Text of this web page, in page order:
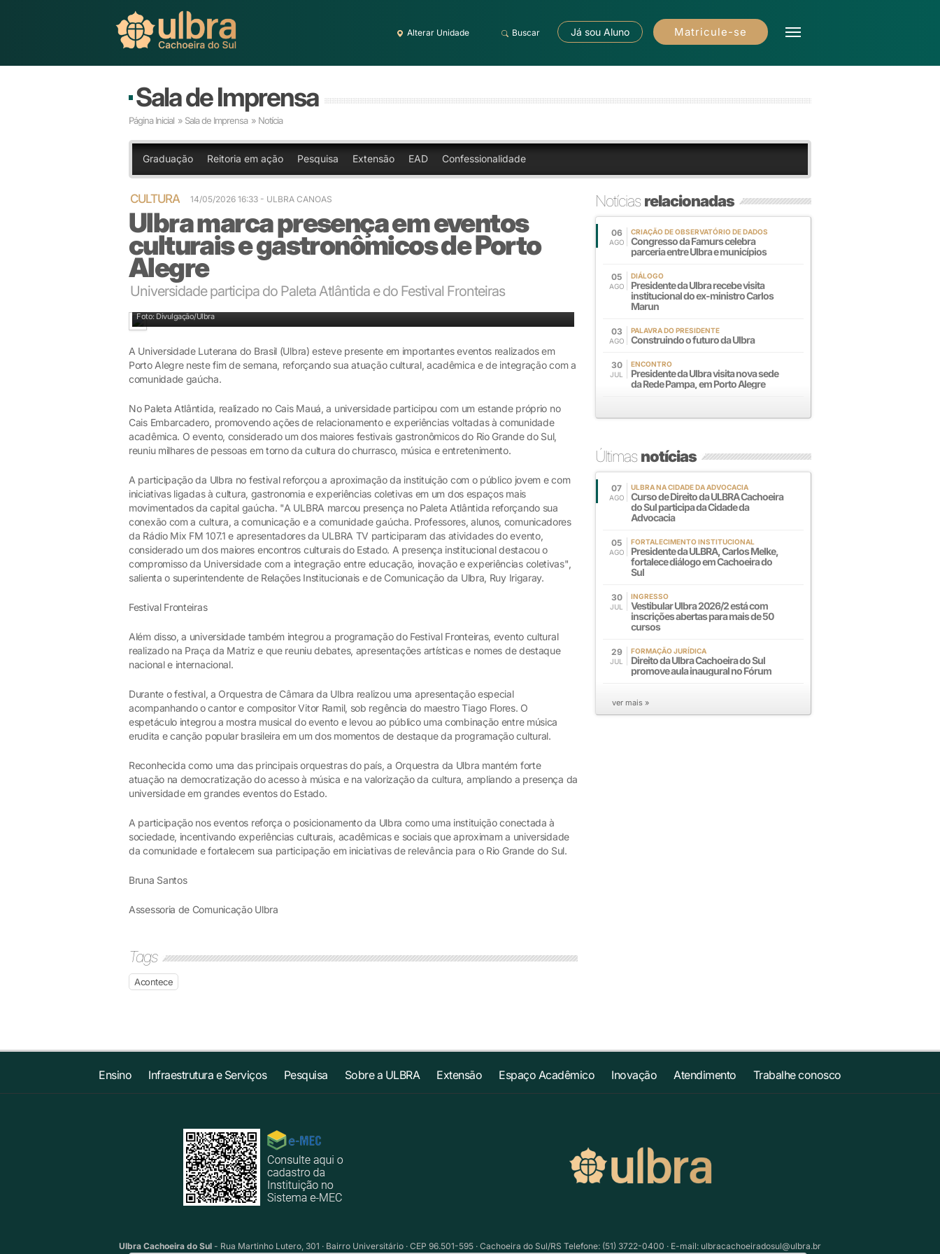
Alterar Unidade Buscar Já sou Aluno Matricule-se
Sala de Imprensa
Página Inicial » Sala de Imprensa » Notícia
Graduação Reitoria em ação Pesquisa Extensão EAD Confessionalidade
CULTURA 14/05/2026 16:33 - ULBRA CANOAS
Ulbra marca presença em eventos
culturais e gastronômicos de Porto
Alegre
Universidade participa do Paleta Atlântida e do Festival Fronteiras
Foto: Divulgação/Ulbra
A Universidade Luterana do Brasil (Ulbra) esteve presente em importantes eventos realizados em
Porto Alegre neste fim de semana, reforçando sua atuação cultural, acadêmica e de integração com a
comunidade gaúcha.
No Paleta Atlântida, realizado no Cais Mauá, a universidade participou com um estande próprio no
Cais Embarcadero, promovendo ações de relacionamento e experiências voltadas à comunidade
acadêmica. O evento, considerado um dos maiores festivais gastronômicos do Rio Grande do Sul,
reuniu milhares de pessoas em torno da cultura do churrasco, música e entretenimento.
A participação da Ulbra no festival reforçou a aproximação da instituição com o público jovem e com
iniciativas ligadas à cultura, gastronomia e experiências coletivas em um dos espaços mais
movimentados da capital gaúcha. "A ULBRA marcou presença no Paleta Atlântida reforçando sua
conexão com a cultura, a comunicação e a comunidade gaúcha. Professores, alunos, comunicadores
da Rádio Mix FM 107.1 e apresentadores da ULBRA TV participaram das atividades do evento,
considerado um dos maiores encontros culturais do Estado. A presença institucional destacou o
compromisso da Universidade com a integração entre educação, inovação e experiências coletivas",
salienta o superintendente de Relações Institucionais e de Comunicação da Ulbra, Ruy Irigaray.
Festival Fronteiras
Além disso, a universidade também integrou a programação do Festival Fronteiras, evento cultural
realizado na Praça da Matriz e que reuniu debates, apresentações artísticas e nomes de destaque
nacional e internacional.
Durante o festival, a Orquestra de Câmara da Ulbra realizou uma apresentação especial
acompanhando o cantor e compositor Vitor Ramil, sob regência do maestro Tiago Flores. O
espetáculo integrou a mostra musical do evento e levou ao público uma combinação entre música
erudita e canção popular brasileira em um dos momentos de destaque da programação cultural.
Reconhecida como uma das principais orquestras do país, a Orquestra da Ulbra mantém forte
atuação na democratização do acesso à música e na valorização da cultura, ampliando a presença da
universidade em grandes eventos do Estado.
A participação nos eventos reforça o posicionamento da Ulbra como uma instituição conectada à
sociedade, incentivando experiências culturais, acadêmicas e sociais que aproximam a universidade
da comunidade e fortalecem sua participação em iniciativas de relevância para o Rio Grande do Sul.
Bruna Santos
Assessoria de Comunicação Ulbra
Tags
Acontece
Notíciasrelacionadas
06
AGO
CRIAÇÃO DE OBSERVATÓRIO DE DADOS
Congresso da Famurs celebra
parceria entre Ulbra e municípios
05
AGO
DIÁLOGO
Presidente da Ulbra recebe visita
institucional do ex-ministro Carlos
Marun
03
AGO
PALAVRA DO PRESIDENTE
Construindo o futuro da Ulbra
30
JUL
ENCONTRO
Presidente da Ulbra visita nova sede
da Rede Pampa, em Porto Alegre
Últimasnotícias
07
AGO
ULBRA NA CIDADE DA ADVOCACIA
Curso de Direito da ULBRA Cachoeira
do Sul participa da Cidade da
Advocacia
05
AGO
FORTALECIMENTO INSTITUCIONAL
Presidente da ULBRA, Carlos Melke,
fortalece diálogo em Cachoeira do
Sul
30
JUL
INGRESSO
Vestibular Ulbra 2026/2 está com
inscrições abertas para mais de 50
cursos
29
JUL
FORMAÇÃO JURÍDICA
Direito da Ulbra Cachoeira do Sul
promove aula inaugural no Fórum
ver mais »
Ensino Infraestrutura e Serviços Pesquisa Sobre a ULBRA Extensão Espaço Acadêmico Inovação Atendimento Trabalhe conosco
Ulbra Cachoeira do Sul - Rua Martinho Lutero, 301 · Bairro Universitário · CEP 96.501-595 · Cachoeira do Sul/RS Telefone: (51) 3722-0400 · E-mail: ulbracachoeiradosul@ulbra.br